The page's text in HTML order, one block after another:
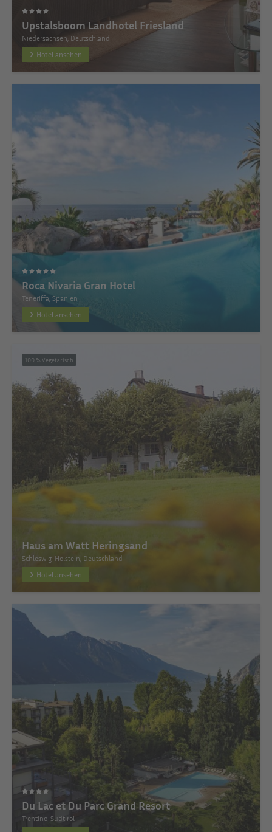
Upstalsboom Landhotel Friesland
Niedersachsen, Deutschland
Hotel ansehen
Roca Nivaria Gran Hotel
Teneriffa, Spanien
Hotel ansehen
100 % Vegetarisch
Haus am Watt Heringsand
Schleswig-Holstein, Deutschland
Hotel ansehen
Du Lac et Du Parc Grand Resort
Trentino-Südtirol